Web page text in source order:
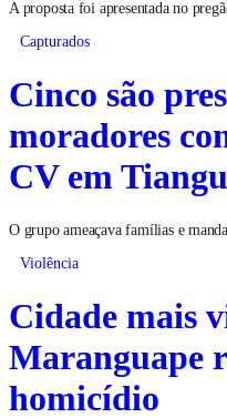
A proposta foi apresentada no
Capturados
Cinco são
moradores
CV em
O grupo ameaçava famílias e
Violência
Cidade mais
Maranguape
homicídio